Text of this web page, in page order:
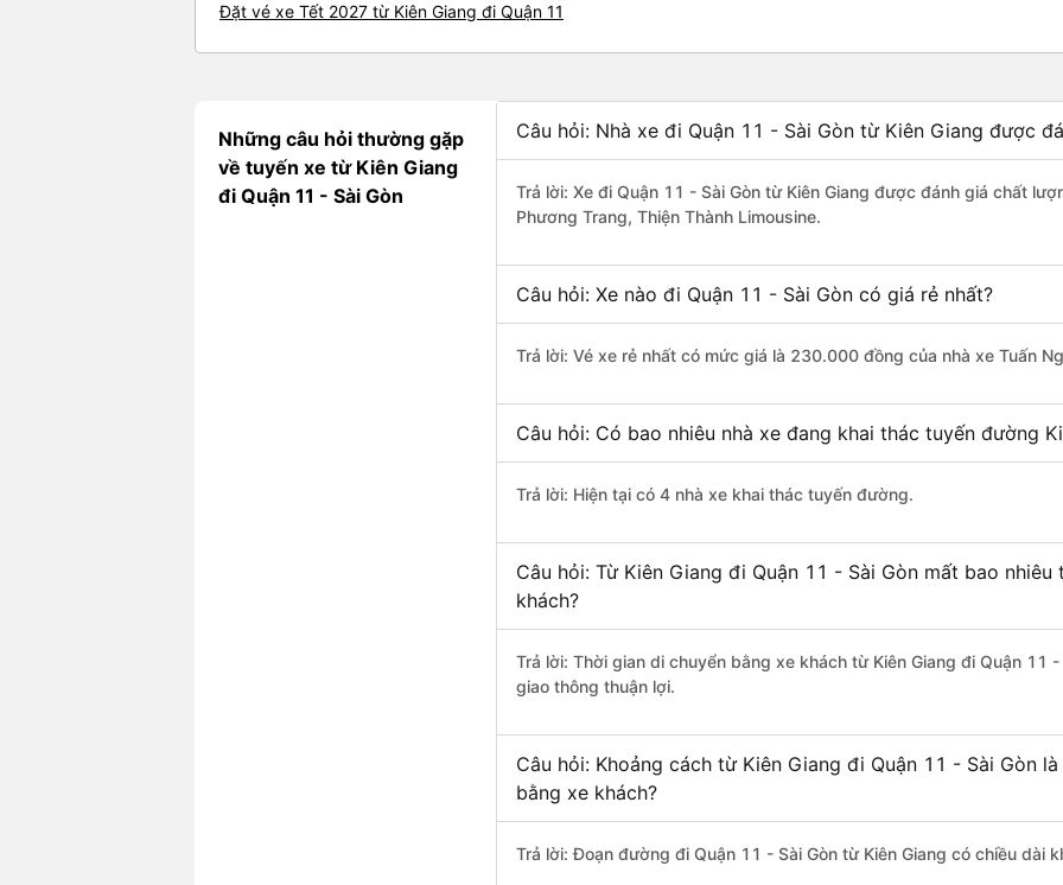
Đặt vé xe Tết 2027 từ Kiên Giang đi Quận 11
Những câu hỏi thường gặp
về tuyến xe từ Kiên Giang
đi Quận 11 - Sài Gòn
Câu hỏi: Nhà xe đi Quận 11 - Sài Gòn từ Kiên Giang được
Trả lời: Xe đi Quận 11 - Sài Gòn từ Kiên Giang được đánh giá chất
Phương Trang, Thiện Thành Limousine.
Câu hỏi: Xe nào đi Quận 11 - Sài Gòn có giá rẻ nhất?
Trả lời: Vé xe rẻ nhất có mức giá là 230.000 đồng của nhà xe Tuấn
Câu hỏi: Có bao nhiêu nhà xe đang khai thác tuyến đường
Trả lời: Hiện tại có 4 nhà xe khai thác tuyến đường.
Câu hỏi: Từ Kiên Giang đi Quận 11 - Sài Gòn mất bao
khách?
Trả lời: Thời gian di chuyển bằng xe khách từ Kiên Giang đi Quận 11
giao thông thuận lợi.
Câu hỏi: Khoảng cách từ Kiên Giang đi Quận 11 - Sài Gòn
bằng xe khách?
Trả lời: Đoạn đường đi Quận 11 - Sài Gòn từ Kiên Giang có chiều dài